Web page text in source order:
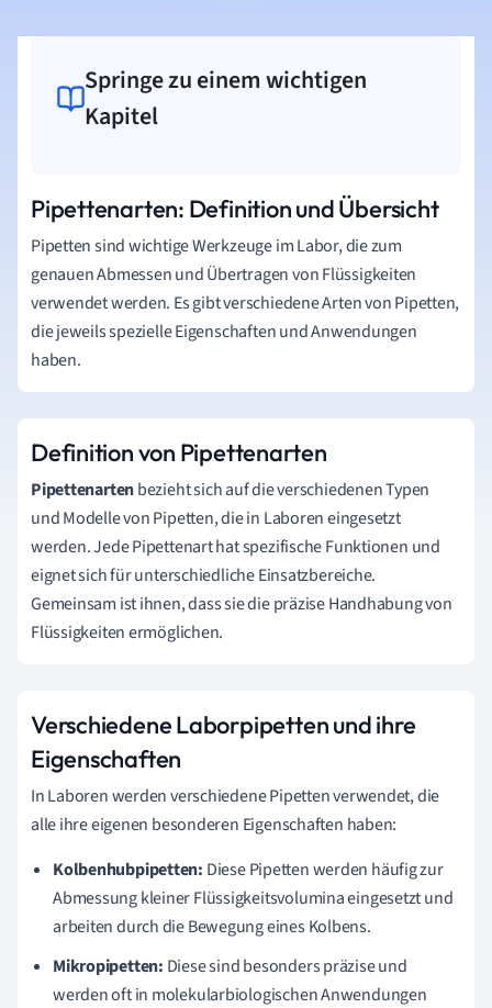
Springe zu einem wichtigen
Kapitel
Pipettenarten: Definition und Übersicht
Pipetten sind wichtige Werkzeuge im Labor, die zum
genauen Abmessen und Übertragen von Flüssigkeiten
verwendet werden. Es gibt verschiedene Arten von Pipetten,
die jeweils spezielle Eigenschaften und Anwendungen
haben.
Definition von Pipettenarten
Pipettenartenbezieht sich auf die verschiedenen Typen
und Modelle von Pipetten, die in Laboren eingesetzt
werden. Jede Pipettenart hat spezifische Funktionen und
eignet sich für unterschiedliche Einsatzbereiche.
Gemeinsam ist ihnen, dass sie die präzise Handhabung von
Flüssigkeiten ermöglichen.
Verschiedene Laborpipetten und ihre
Eigenschaften
In Laboren werden verschiedene Pipetten verwendet, die
alle ihre eigenen besonderen Eigenschaften haben:
Kolbenhubpipetten: Diese Pipetten werden häufig zur
Abmessung kleiner Flüssigkeitsvolumina eingesetzt und
arbeiten durch die Bewegung eines Kolbens.
Mikropipetten: Diese sind besonders präzise und
werden oft in molekularbiologischen Anwendungen